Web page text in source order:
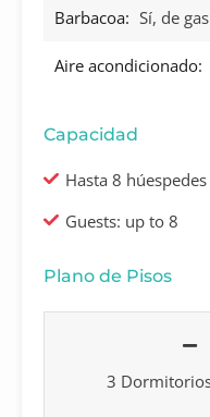
Barbacoa: Sí, de gas
Aire acondicionado:
Capacidad
Hasta 8 húespedes
Guests: up to 8
Plano de Pisos
3